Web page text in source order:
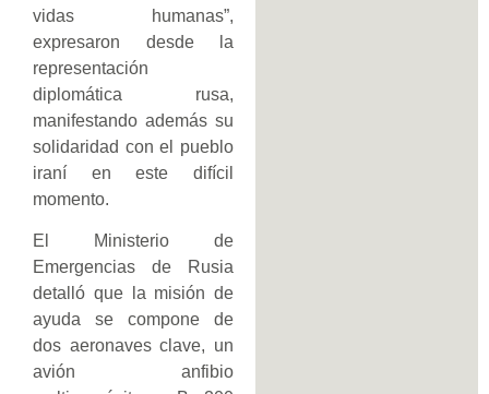
vidas humanas”,
expresaron desde la
representación
diplomática rusa,
manifestando además su
solidaridad con el pueblo
iraní en este difícil
momento.
El Ministerio de
Emergencias de Rusia
detalló que la misión de
ayuda se compone de
dos aeronaves clave, un
avión anfibio